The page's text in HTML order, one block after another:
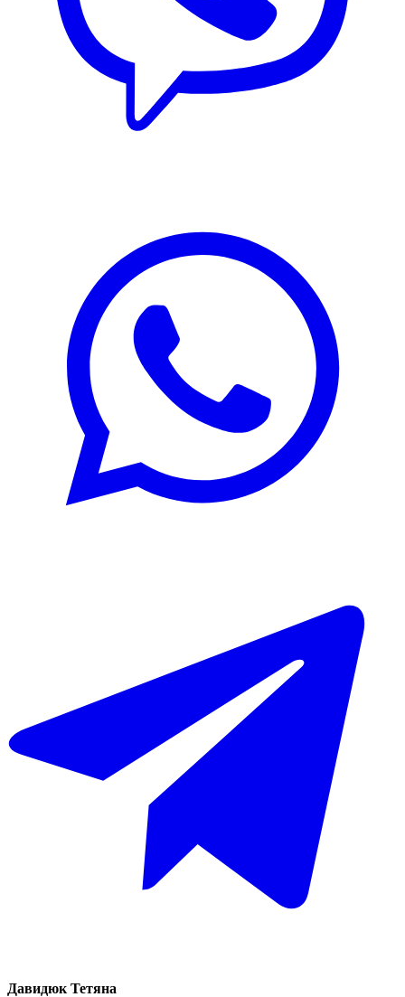
Давидюк Тетяна